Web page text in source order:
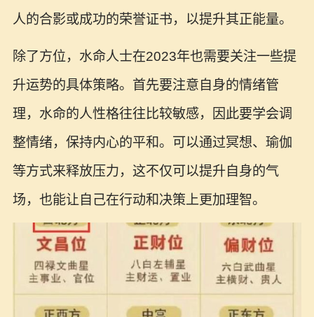
人的合影或成功的荣誉证书，以提升其正能量。
除了方位，水命人士在2023年也需要关注一些提
升运势的具体策略。首先要注意自身的情绪管
理，水命的人性格往往比较敏感，因此要学会调
整情绪，保持内心的平和。可以通过冥想、瑜伽
等方式来释放压力，这不仅可以提升自身的气
场，也能让自己在行动和决策上更加理智。